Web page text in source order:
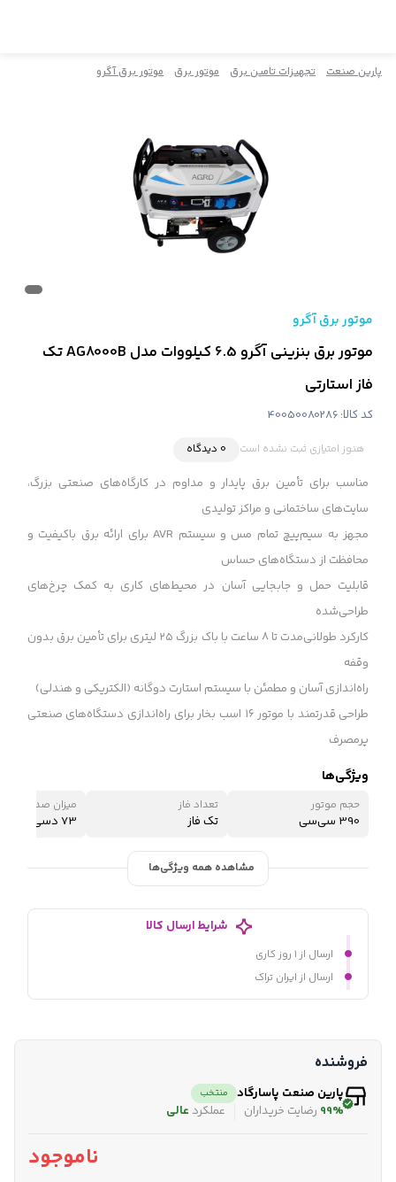
پارین صنعت تجهیزات تامین برق موتور برق موتور برق آگرو
موتور برق آگرو
موتور برق بنزینی آگرو 6.5 کیلووات مدل AG8000B تک
فاز استارتی
کد کالا: 40050080286
هنوز امتیازی ثبت نشده است 0 دیدگاه
مناسب برای تأمین برق پایدار و مداوم در کارگاه‌های صنعتی بزرگ،
سایت‌های ساختمانی و مراکز تولیدی
مجهز به سیم‌پیچ تمام مس و سیستم AVR برای ارائه برق باکیفیت و
محافظت از دستگاه‌های حساس
قابلیت حمل و جابجایی آسان در محیط‌های کاری به کمک چرخ‌های
طراحی‌شده
کارکرد طولانی‌مدت تا ۸ ساعت با باک بزرگ ۲۵ لیتری برای تأمین برق بدون
وقفه
راه‌اندازی آسان و مطمئن با سیستم استارت دوگانه (الکتریکی و هندلی)
طراحی قدرتمند با موتور ۱۶ اسب بخار برای راه‌اندازی دستگاه‌های صنعتی
پرمصرف
ویژگی‌ها
حجم موتور
390 سی‌سی
تعداد فاز
تک فاز
میزان صدا در فاصله 7
73 دسی‌بل
مشاهده همه ویژگی‌ها
شرایط ارسال کالا
ارسال از ۱ روز کاری
ارسال از ایران تراک
فروشنده
پارین صنعت پاسارگاد منتخب
99% رضایت خریداران عملکرد عالی
ناموجود